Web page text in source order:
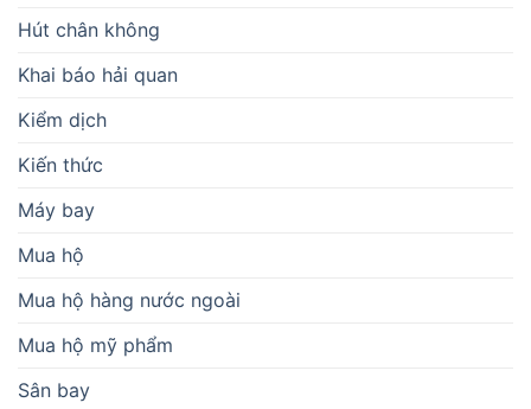
Hút chân không
Khai báo hải quan
Kiểm dịch
Kiến thức
Máy bay
Mua hộ
Mua hộ hàng nước ngoài
Mua hộ mỹ phẩm
Sân bay